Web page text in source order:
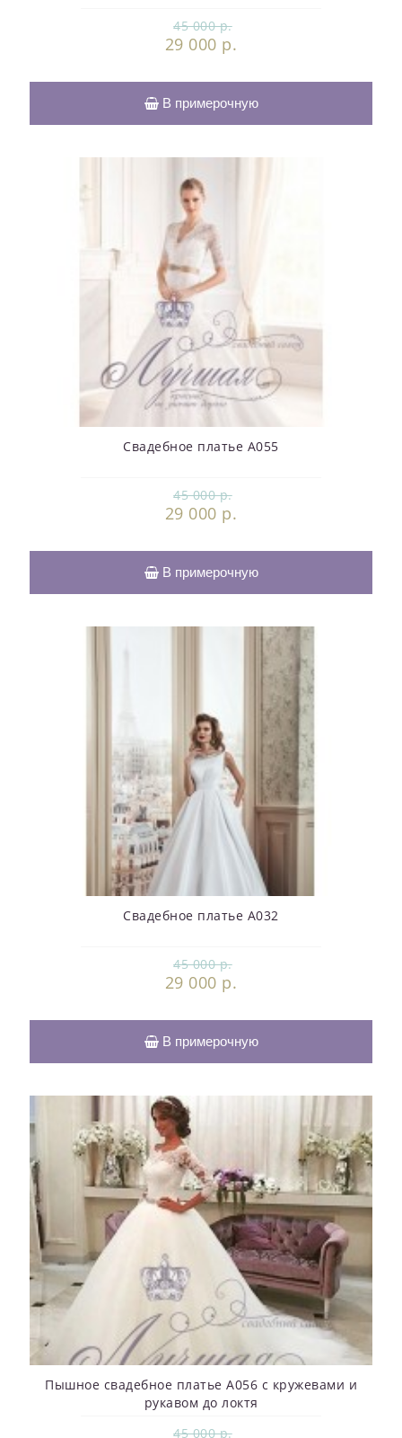
45 000 р.
29 000 р.
В примерочную
Свадебное платье А055
45 000 р.
29 000 р.
В примерочную
Свадебное платье А032
45 000 р.
29 000 р.
В примерочную
Пышное свадебное платье A056 с кружевами и
рукавом до локтя
45 000 р.